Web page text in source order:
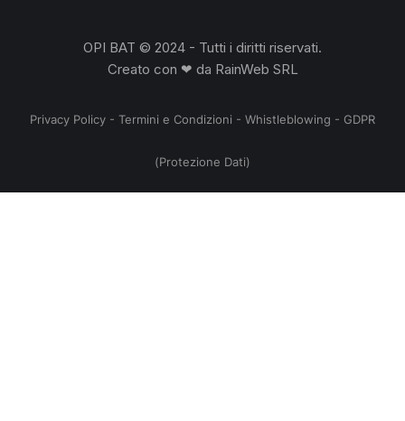
OPI BAT © 2024 - Tutti i diritti riservati.
Creato con ❤ da RainWeb SRL
Privacy Policy - Termini e Condizioni - Whistleblowing - GDPR
(Protezione Dati)